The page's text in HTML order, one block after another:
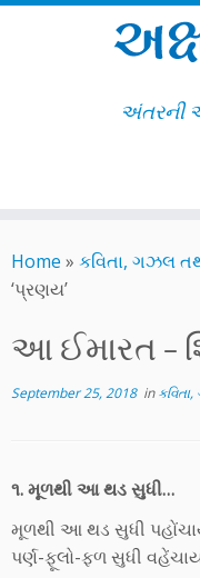
to
content
અંતરની
Home » કવિતા, ગઝલ
‘પ્રણય’
આ ઈમારત –
September 25, 2018in
૧. મૂળથી આ થડ સુધી…
મૂળથી આ થડ સુધી
પર્ણ-ફૂલો-ફળ સુધી